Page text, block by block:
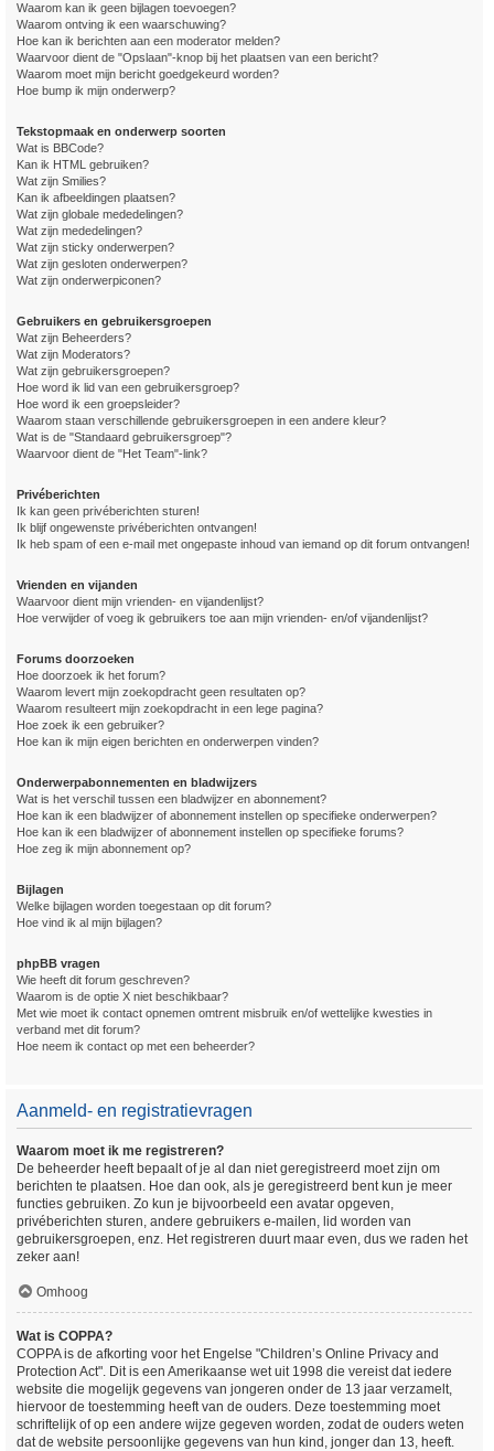
Waarom kan ik geen bijlagen toevoegen?
Waarom ontving ik een waarschuwing?
Hoe kan ik berichten aan een moderator melden?
Waarvoor dient de "Opslaan"-knop bij het plaatsen van een bericht?
Waarom moet mijn bericht goedgekeurd worden?
Hoe bump ik mijn onderwerp?
Tekstopmaak en onderwerp soorten
Wat is BBCode?
Kan ik HTML gebruiken?
Wat zijn Smilies?
Kan ik afbeeldingen plaatsen?
Wat zijn globale mededelingen?
Wat zijn mededelingen?
Wat zijn sticky onderwerpen?
Wat zijn gesloten onderwerpen?
Wat zijn onderwerpiconen?
Gebruikers en gebruikersgroepen
Wat zijn Beheerders?
Wat zijn Moderators?
Wat zijn gebruikersgroepen?
Hoe word ik lid van een gebruikersgroep?
Hoe word ik een groepsleider?
Waarom staan verschillende gebruikersgroepen in een andere kleur?
Wat is de "Standaard gebruikersgroep"?
Waarvoor dient de "Het Team"-link?
Privéberichten
Ik kan geen privéberichten sturen!
Ik blijf ongewenste privéberichten ontvangen!
Ik heb spam of een e-mail met ongepaste inhoud van iemand op dit forum ontvangen!
Vrienden en vijanden
Waarvoor dient mijn vrienden- en vijandenlijst?
Hoe verwijder of voeg ik gebruikers toe aan mijn vrienden- en/of vijandenlijst?
Forums doorzoeken
Hoe doorzoek ik het forum?
Waarom levert mijn zoekopdracht geen resultaten op?
Waarom resulteert mijn zoekopdracht in een lege pagina?
Hoe zoek ik een gebruiker?
Hoe kan ik mijn eigen berichten en onderwerpen vinden?
Onderwerpabonnementen en bladwijzers
Wat is het verschil tussen een bladwijzer en abonnement?
Hoe kan ik een bladwijzer of abonnement instellen op specifieke onderwerpen?
Hoe kan ik een bladwijzer of abonnement instellen op specifieke forums?
Hoe zeg ik mijn abonnement op?
Bijlagen
Welke bijlagen worden toegestaan op dit forum?
Hoe vind ik al mijn bijlagen?
phpBB vragen
Wie heeft dit forum geschreven?
Waarom is de optie X niet beschikbaar?
Met wie moet ik contact opnemen omtrent misbruik en/of wettelijke kwesties in
verband met dit forum?
Hoe neem ik contact op met een beheerder?
Aanmeld- en registratievragen
Waarom moet ik me registreren?
De beheerder heeft bepaalt of je al dan niet geregistreerd moet zijn om
berichten te plaatsen. Hoe dan ook, als je geregistreerd bent kun je meer
functies gebruiken. Zo kun je bijvoorbeeld een avatar opgeven,
privéberichten sturen, andere gebruikers e-mailen, lid worden van
gebruikersgroepen, enz. Het registreren duurt maar even, dus we raden het
zeker aan!
Omhoog
Wat is COPPA?
COPPA is de afkorting voor het Engelse "Children’s Online Privacy and
Protection Act". Dit is een Amerikaanse wet uit 1998 die vereist dat iedere
website die mogelijk gegevens van jongeren onder de 13 jaar verzamelt,
hiervoor de toestemming heeft van de ouders. Deze toestemming moet
schriftelijk of op een andere wijze gegeven worden, zodat de ouders weten
dat de website persoonlijke gegevens van hun kind, jonger dan 13, heeft.